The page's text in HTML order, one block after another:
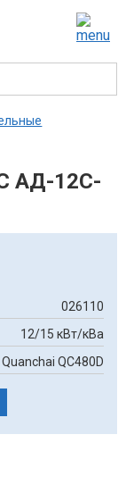
АД-12С-
026110
12/15 кВт/кВа
Quanchai QC480D